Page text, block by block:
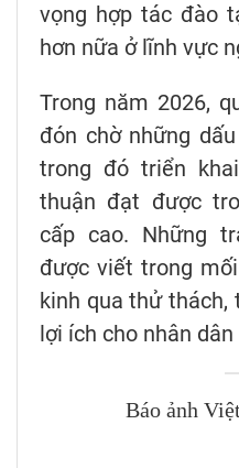
vọng hợp tác đào
hơn nữa ở lĩnh vực
Trong năm 2026,
đón chờ những
trong đó triển
thuận đạt được
cấp cao. Những
được viết trong
kinh qua thử thách,
lợi ích cho nhân
Báo ảnh